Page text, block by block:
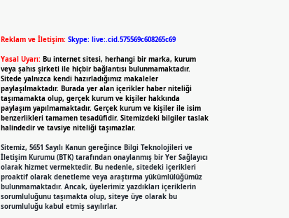
Reklam ve İletişim: Skype: live:.cid.575569c608265c69
Yasal Uyarı: Bu internet sitesi, herhangi bir marka, kurum
veya şahıs şirketi ile hiçbir bağlantısı bulunmamaktadır.
Sitede yalnızca kendi hazırladığımız makaleler
paylaşılmaktadır. Burada yer alan içerikler haber niteliği
taşımamakta olup, gerçek kurum ve kişiler hakkında
paylaşım yapılmamaktadır. Gerçek kurum ve kişiler ile isim
benzerlikleri tamamen tesadüfidir. Sitemizdeki bilgiler taslak
halindedir ve tavsiye niteliği taşımazlar.
Sitemiz, 5651 Sayılı Kanun gereğince Bilgi Teknolojileri ve
İletişim Kurumu (BTK) tarafından onaylanmış bir Yer Sağlayıcı
olarak hizmet vermektedir. Bu nedenle, sitedeki içerikleri
proaktif olarak denetleme veya araştırma yükümlülüğümüz
bulunmamaktadır. Ancak, üyelerimiz yazdıkları içeriklerin
sorumluluğunu taşımakta olup, siteye üye olarak bu
sorumluluğu kabul etmiş sayılırlar.